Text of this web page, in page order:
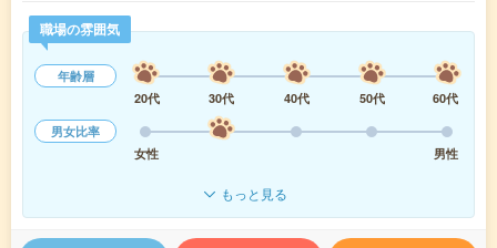
職場の雰囲気
年齢層
20代
30代 40代 50代
60代
男女比率
女性
男性
もっと見る